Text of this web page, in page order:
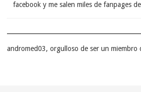
facebook y me salen miles de fanpages
andromed03, orgulloso de ser un miembro